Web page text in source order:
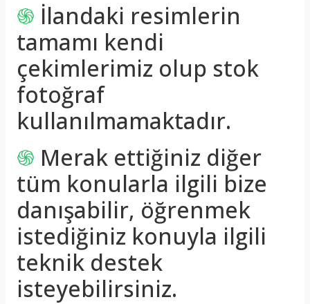
֍ İlandaki resimlerin
tamamı kendi
çekimlerimiz olup stok
fotoğraf
kullanılmamaktadır.
֍ Merak ettiğiniz diğer
tüm konularla ilgili bize
danışabilir, öğrenmek
istediğiniz konuyla ilgili
teknik destek
isteyebilirsiniz.